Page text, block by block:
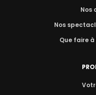
Nos
Nos
Que faire